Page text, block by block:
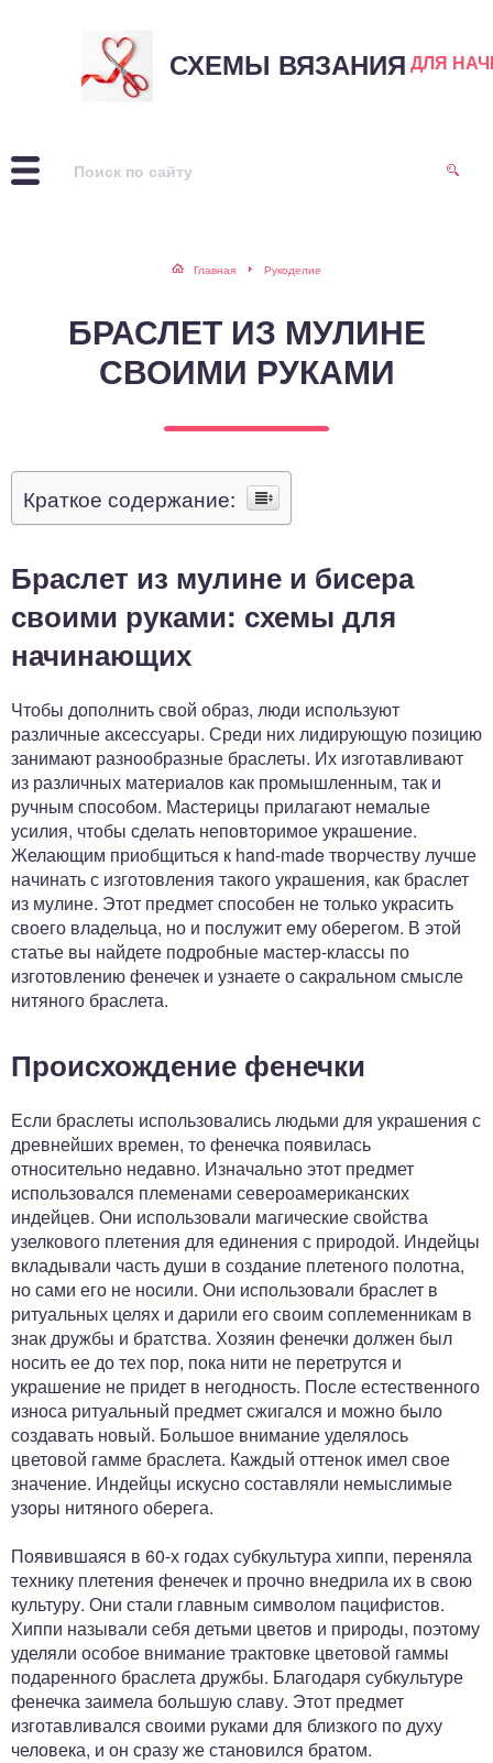
СХЕМЫ ВЯЗАНИЯ ДЛЯ
Главная Рукоделие
БРАСЛЕТ ИЗ МУЛИНЕ
СВОИМИ РУКАМИ
Краткое содержание:
Браслет из мулине и бисера
своими руками: схемы для
начинающих
Чтобы дополнить свой образ, люди используют
различные аксессуары. Среди них лидирующую позицию
занимают разнообразные браслеты. Их изготавливают
из различных материалов как промышленным, так и
ручным способом. Мастерицы прилагают немалые
усилия, чтобы сделать неповторимое украшение.
Желающим приобщиться к hand-made творчеству лучше
начинать с изготовления такого украшения, как браслет
из мулине. Этот предмет способен не только украсить
своего владельца, но и послужит ему оберегом. В этой
статье вы найдете подробные мастер-классы по
изготовлению фенечек и узнаете о сакральном смысле
нитяного браслета.
Происхождение фенечки
Если браслеты использовались людьми для украшения с
древнейших времен, то фенечка появилась
относительно недавно. Изначально этот предмет
использовался племенами североамериканских
индейцев. Они использовали магические свойства
узелкового плетения для единения с природой. Индейцы
вкладывали часть души в создание плетеного полотна,
но сами его не носили. Они использовали браслет в
ритуальных целях и дарили его своим соплеменникам в
знак дружбы и братства. Хозяин фенечки должен был
носить ее до тех пор, пока нити не перетрутся и
украшение не придет в негодность. После естественного
износа ритуальный предмет сжигался и можно было
создавать новый. Большое внимание уделялось
цветовой гамме браслета. Каждый оттенок имел свое
значение. Индейцы искусно составляли немыслимые
узоры нитяного оберега.
Появившаяся в 60-х годах субкультура хиппи, переняла
технику плетения фенечек и прочно внедрила их в свою
культуру. Они стали главным символом пацифистов.
Хиппи называли себя детьми цветов и природы, поэтому
уделяли особое внимание трактовке цветовой гаммы
подаренного браслета дружбы. Благодаря субкультуре
фенечка заимела большую славу. Этот предмет
изготавливался своими руками для близкого по духу
человека, и он сразу же становился братом.